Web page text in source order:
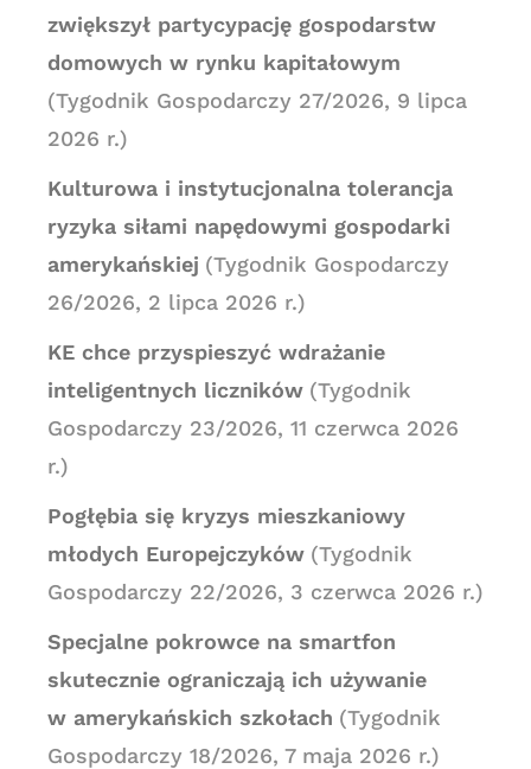
zwiększył partycypację gospodarstw
domowych w rynku kapitałowym
(Tygodnik Gospodarczy 27/2026, 9 lipca
2026 r.)
Kulturowa i instytucjonalna tolerancja
ryzyka siłami napędowymi gospodarki
amerykańskiej (Tygodnik Gospodarczy
26/2026, 2 lipca 2026 r.)
KE chce przyspieszyć wdrażanie
inteligentnych liczników (Tygodnik
Gospodarczy 23/2026, 11 czerwca 2026
r.)
Pogłębia się kryzys mieszkaniowy
młodych Europejczyków (Tygodnik
Gospodarczy 22/2026, 3 czerwca 2026 r.)
Specjalne pokrowce na smartfon
skutecznie ograniczają ich używanie
w amerykańskich szkołach (Tygodnik
Gospodarczy 18/2026, 7 maja 2026 r.)